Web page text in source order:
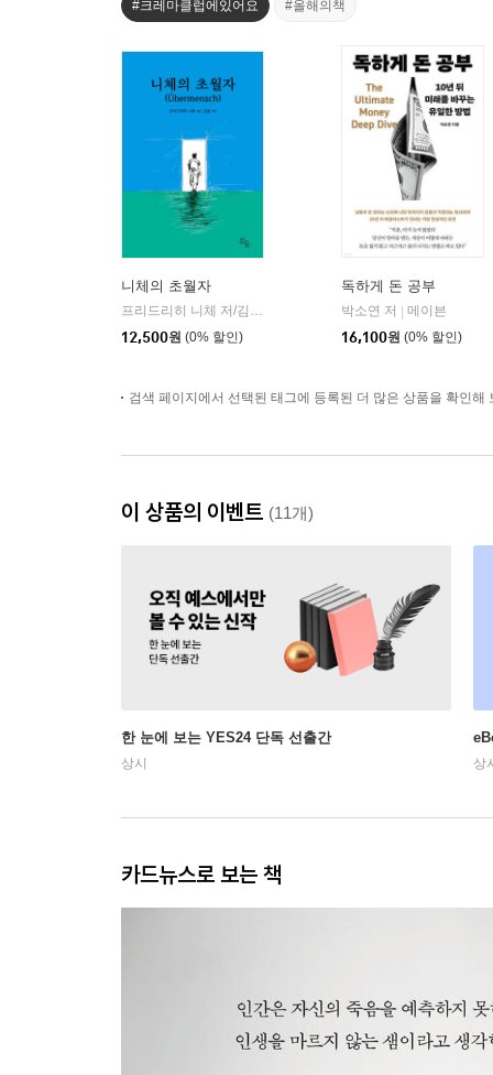
#크레마클럽에있어요 #올해의책
니체의 초월자
프리드리히 니체 저/김철 편역
12,500원 (0% 할인)
독하게 돈 공부
박소연 저
메이븐
16,100원 (0% 할인)
검색 페이지에서 선택된 태그에 등록된 더 많은 상품을 확인해
이 상품의 이벤트 (11개)
한 눈에 보는 YES24 단독 선출간
상시 상
카드뉴스로 보는 책